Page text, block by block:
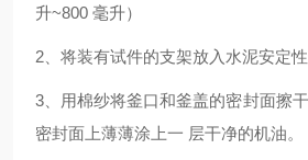
升~800 毫升）
2 、将装有试件的支架放入水泥安定性
3 、用棉纱将釜口和釜盖的密封面擦
密封面上薄薄涂上一 层干净的机油。